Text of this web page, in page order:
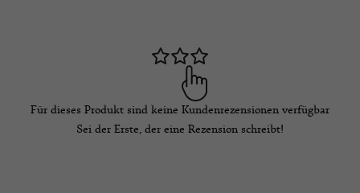
Für dieses Produkt sind keine Kundenrezensionen verfügbar
Sei der Erste, der eine Rezension schreibt!